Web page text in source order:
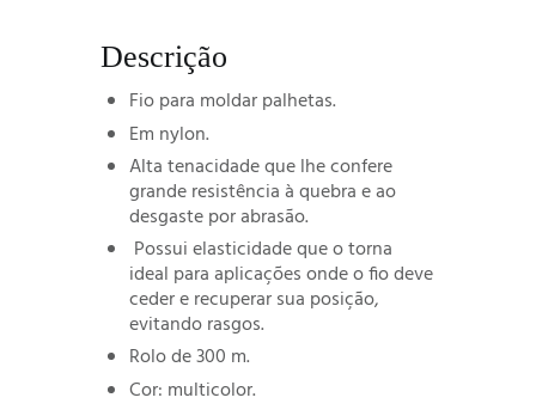
Descrição
Fio para moldar palhetas.
Em nylon.
Alta tenacidade que lhe confere
grande resistência à quebra e ao
desgaste por abrasão.
Possui elasticidade que o torna
ideal para aplicações onde o fio deve
ceder e recuperar sua posição,
evitando rasgos.
Rolo de 300 m.
Cor: multicolor.